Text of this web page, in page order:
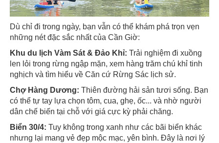
Dù chỉ đi trong ngày, bạn vẫn có thể khám phá trọn vẹn
những nét đặc sắc nhất của Cần Giờ:
Khu du lịch Vàm Sát & Đảo Khỉ: Trải nghiệm đi xuồng
len lỏi trong rừng ngập mặn, xem hàng trăm chú khỉ tinh
nghịch và tìm hiểu về Căn cứ Rừng Sác lịch sử.
Chợ Hàng Dương: Thiên đường hải sản tươi sống. Bạn
có thể tự tay lựa chọn tôm, cua, ghẹ, ốc... và nhờ người
dân chế biến tại chỗ với giá cực kỳ phải chăng.
Biển 30/4: Tuy không trong xanh như các bãi biển khác
nhưng lại mang vẻ đẹp mộc mạc, yên bình. Đây là nơi lý